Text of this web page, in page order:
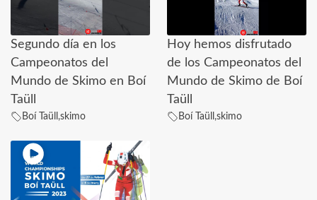
Segundo día en los
Campeonatos del
Mundo de Skimo en Boí
Taüll
Boí Taüll ,skimo
Hoy hemos disfrutado
de los Campeonatos del
Mundo de Skimo de Boí
Taüll
Boí Taüll ,skimo